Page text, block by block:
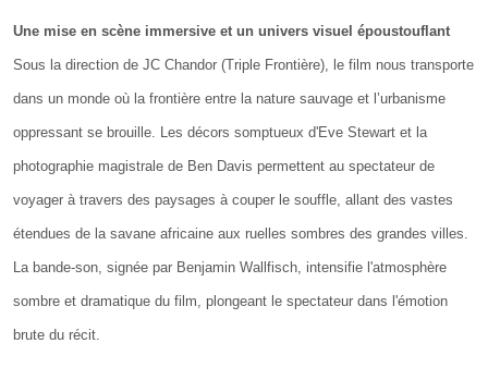
Une mise en scène immersive et un univers visuel époustouflant
Sous la direction de JC Chandor (Triple Frontière), le film nous transporte
dans un monde où la frontière entre la nature sauvage et l’urbanisme
oppressant se brouille. Les décors somptueux d'Eve Stewart et la
photographie magistrale de Ben Davis permettent au spectateur de
voyager à travers des paysages à couper le souffle, allant des vastes
étendues de la savane africaine aux ruelles sombres des grandes villes.
La bande-son, signée par Benjamin Wallfisch, intensifie l'atmosphère
sombre et dramatique du film, plongeant le spectateur dans l'émotion
brute du récit.